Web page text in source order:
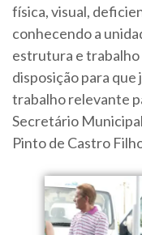
física, visual,
conhecendo a
estrutura e trabalho
disposição para
trabalho relevante
Secretário
Pinto de Castro